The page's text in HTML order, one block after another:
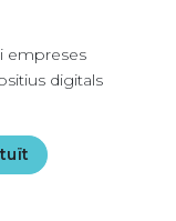
empreses
digitals